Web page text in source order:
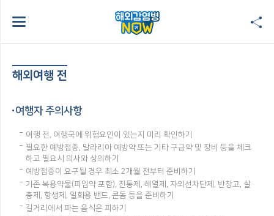
해외여행 전
여행자 주의사항
여행 전, 여행국에 위험요인이 있는지 미리 확인하기
필요한 예방접종, 말라리아 예방약 또는 기타 구급약 및 장비 등을 체크
하고 필요시 의사와 상의하기
예방접종이 요구될 경우 최소 2개월 전부터 준비하기
기존 복용약물(피임약 포함), 진통제, 해열제, 자외선차단제, 반창고, 살
충제, 항생제, 일회용 밴드, 콘돔 등을 준비하기
길거리에서 파는 음식은 피하기